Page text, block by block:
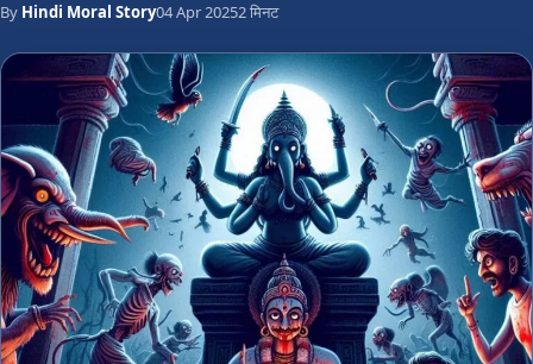
By Hindi Moral Story04 Apr 20252 मिनट